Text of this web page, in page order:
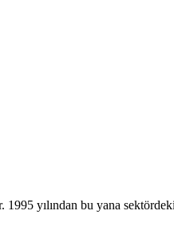
yılından bu yana